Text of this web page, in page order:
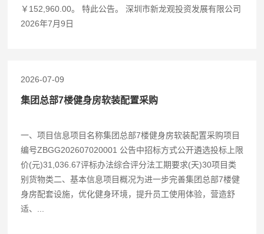
￥152,960.00。 特此公告。 深圳市新龙观投资发展有限公司
2026年7月9日
2026-07-09
集团总部7楼健身房软装配置采购
一、项目信息项目名称集团总部7楼健身房软装配置采购项目
编号ZBGG202607020001 公告中招标方式公开遴选投标上限
价(元)31,036.67评标办法综合评分法工期要求(天)30项目类
别货物类二、基本信息项目概况为进一步完善集团总部7楼健
身房配套设施，优化健身环境，提升员工使用体验，营造舒
适、...